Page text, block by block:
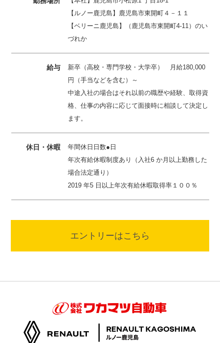
【ルノー鹿児島】鹿児島市東開町４－１１
【ベリーニ鹿児島】（鹿児島市東開町4-11）のい
づれか
給与
新卒（高校・専門学校・大学卒） 月給180,000
円（手当などを含む）～
中途入社の場合はそれ以前の職歴や経験、取得資
格、仕事の内容に応じて面接時に相談して決定し
ます。
休日・休暇
年間休日日数●日
年次有給休暇制度あり（入社6 か月以上勤務した
場合法定通り）
2019 年5 日以上年次有給休暇取得率１００％
エントリーはこちら